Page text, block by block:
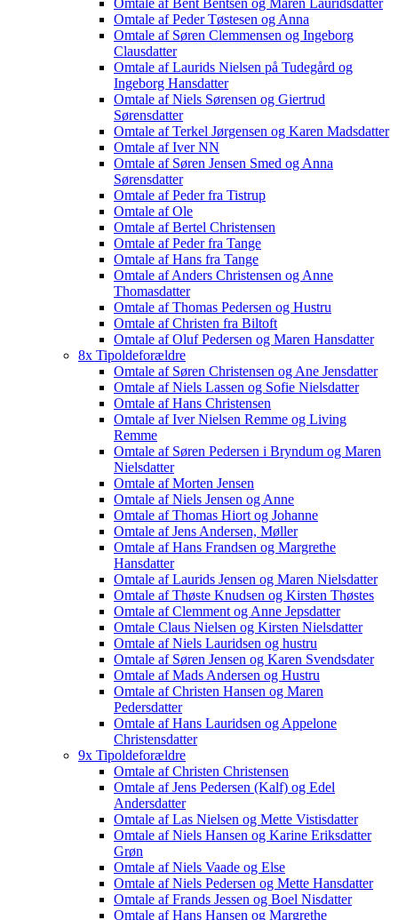
Omtale af Bent Bentsen og Maren Lauridsdatter
Omtale af Peder Tøstesen og Anna
Omtale af Søren Clemmensen og Ingeborg
Clausdatter
Omtale af Laurids Nielsen på Tudegård og
Ingeborg Hansdatter
Omtale af Niels Sørensen og Giertrud
Sørensdatter
Omtale af Terkel Jørgensen og Karen Madsdatter
Omtale af Iver NN
Omtale af Søren Jensen Smed og Anna
Sørensdatter
Omtale af Peder fra Tistrup
Omtale af Ole
Omtale af Bertel Christensen
Omtale af Peder fra Tange
Omtale af Hans fra Tange
Omtale af Anders Christensen og Anne
Thomasdatter
Omtale af Thomas Pedersen og Hustru
Omtale af Christen fra Biltoft
Omtale af Oluf Pedersen og Maren Hansdatter
8x Tipoldeforældre
Omtale af Søren Christensen og Ane Jensdatter
Omtale af Niels Lassen og Sofie Nielsdatter
Omtale af Hans Christensen
Omtale af Iver Nielsen Remme og Living
Remme
Omtale af Søren Pedersen i Bryndum og Maren
Nielsdatter
Omtale af Morten Jensen
Omtale af Niels Jensen og Anne
Omtale af Thomas Hiort og Johanne
Omtale af Jens Andersen, Møller
Omtale af Hans Frandsen og Margrethe
Hansdatter
Omtale af Laurids Jensen og Maren Nielsdatter
Omtale af Thøste Knudsen og Kirsten Thøstes
Omtale af Clemment og Anne Jepsdatter
Omtale Claus Nielsen og Kirsten Nielsdatter
Omtale af Niels Lauridsen og hustru
Omtale af Søren Jensen og Karen Svendsdater
Omtale af Mads Andersen og Hustru
Omtale af Christen Hansen og Maren
Pedersdatter
Omtale af Hans Lauridsen og Appelone
Christensdatter
9x Tipoldeforældre
Omtale af Christen Christensen
Omtale af Jens Pedersen (Kalf) og Edel
Andersdatter
Omtale af Las Nielsen og Mette Vistisdatter
Omtale af Niels Hansen og Karine Eriksdatter
Grøn
Omtale af Niels Vaade og Else
Omtale af Niels Pedersen og Mette Hansdatter
Omtale af Frands Jessen og Boel Nisdatter
Omtale af Hans Hansen og Margrethe